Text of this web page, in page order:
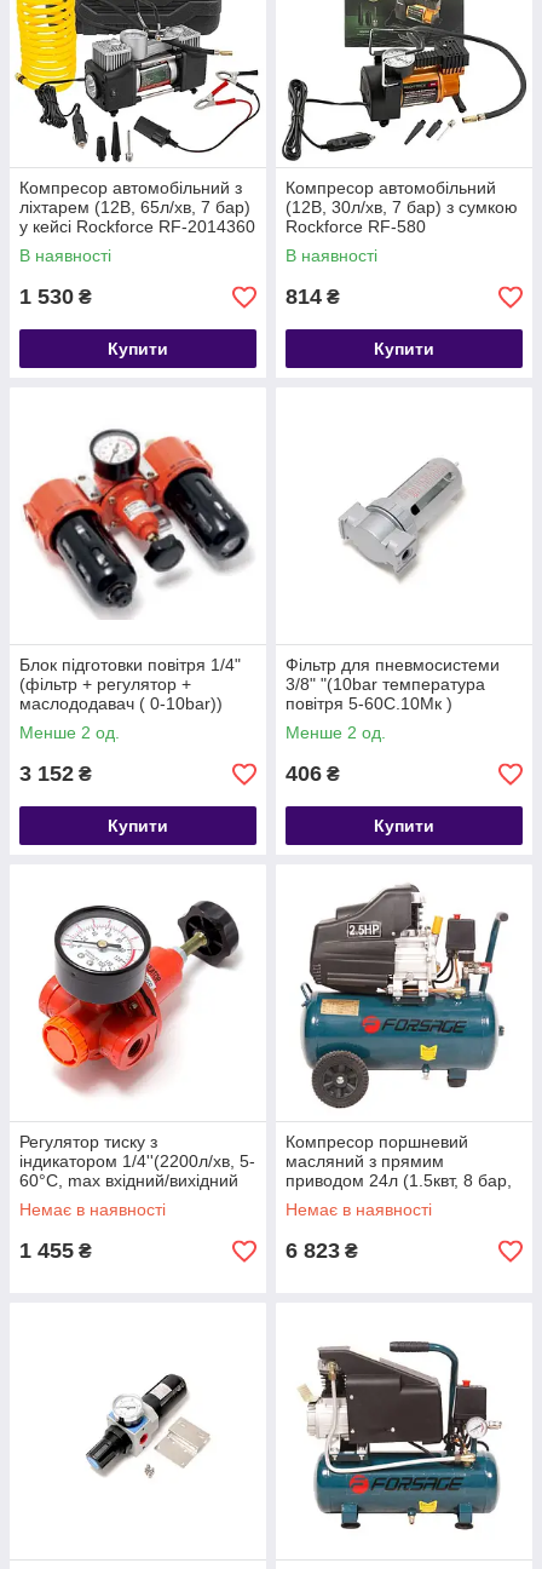
Компресор автомобільний з
ліхтарем (12В, 65л/хв, 7 бар)
у кейсі Rockforce RF-2014360
В наявності
1 530 ₴
Купити
Компресор автомобільний
(12В, 30л/хв, 7 бар) з сумкою
Rockforce RF-580
В наявності
814 ₴
Купити
Блок підготовки повітря 1/4"
(фільтр + регулятор +
маслододавач ( 0-10bar))
Forsage F-SG-700-14
Менше 2 од.
3 152 ₴
Купити
Фільтр для пневмосистеми
3/8" "(10bar температура
повітря 5-60С.10Мк )
Менше 2 од.
406 ₴
Купити
Регулятор тиску з
індикатором 1/4''(2200л/хв, 5-
60°C, max вхідний/вихідний
тиск: 15/10bar) ROCKFORCE
RF-1221
Немає в наявності
1 455 ₴
Компресор поршневий
масляний з прямим
приводом 24л (1.5квт, 8 бар,
рес 24л,180л/м, 220В, вага
18кг) Forsage F-BM20/24
Немає в наявності
6 823 ₴